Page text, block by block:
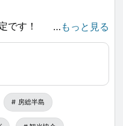
です！
す！
… もっと見る
房総半島